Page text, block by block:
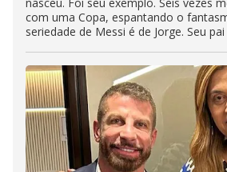
com uma Copa, espantando o
seriedade de Messi é de Jorge. Seu pai